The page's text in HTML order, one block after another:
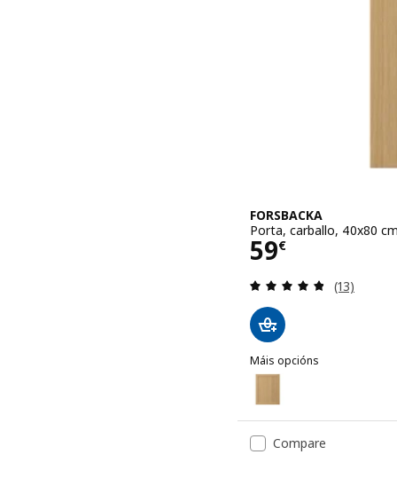
FORSBACKA
Porta, carballo, 40x80 cm
59€
Prezo 59€
Revisión:
(13)
Máis opcións
FORSBACKA
Opción: FORSBACKA,
Opción: FORSBACKA,
Compare